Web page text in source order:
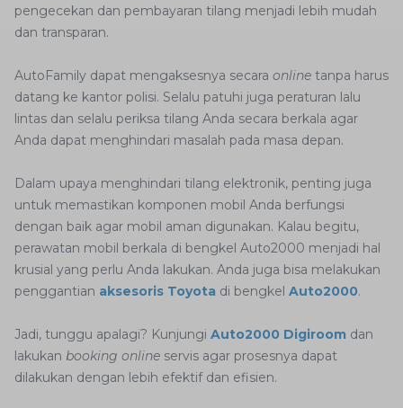
pengecekan dan pembayaran tilang menjadi lebih mudah
dan transparan.
AutoFamily dapat mengaksesnya secara online tanpa harus
datang ke kantor polisi. Selalu patuhi juga peraturan lalu
lintas dan selalu periksa tilang Anda secara berkala agar
Anda dapat menghindari masalah pada masa depan.
Dalam upaya menghindari tilang elektronik, penting juga
untuk memastikan komponen mobil Anda berfungsi
dengan baik agar mobil aman digunakan. Kalau begitu,
perawatan mobil berkala di bengkel Auto2000 menjadi hal
krusial yang perlu Anda lakukan. Anda juga bisa melakukan
penggantian aksesoris Toyota di bengkel Auto2000.
Jadi, tunggu apalagi? Kunjungi Auto2000 Digiroom dan
lakukan booking online servis agar prosesnya dapat
dilakukan dengan lebih efektif dan efisien.